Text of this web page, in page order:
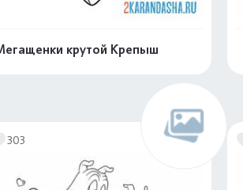
крутой Крепыш
303